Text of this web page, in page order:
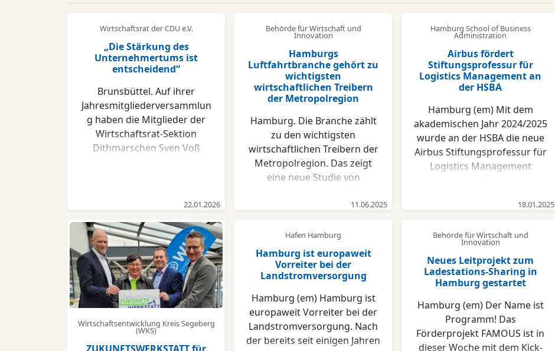
Wirtschaftsrat der CDU e.V.
„Die Stärkung des
Unternehmertums ist
entscheidend“
Brunsbüttel. Auf ihrer
Jahresmitgliederversammlun
g haben die Mitglieder der
Wirtschaftsrat-Sektion
Dithmarschen Sven Voß
altersbedingt nicht erneut
der qua Amt auch Mitglied im
erweiterten Landesvorstand
des Wirtschaftsrates in
Schleswig-Holstein wird, ist
neben seiner Tätigkeit für die
Schleswig-Holstein Netz
GmbH
Aufsichtsratsvorsitzender der
Westküstenkliniken
22.01.2026
Behörde für Wirtschaft und
Innovation
Hamburgs
Luftfahrtbranche gehört zu
wichtigsten
wirtschaftlichen Treibern
der Metropolregion
Hamburg. Die Branche zählt
zu den wichtigsten
wirtschaftlichen Treibern der
Metropolregion. Das zeigt
eine neue Studie von
Beschäftigung in der Branche
Prozent zu. Heute arbeiten
48.700 Menschen in Hamburg
in der Luftfahrt. Auch die
Wertschöpfung der rund 300
zurückliegenden Jahren
erheblich (+34 Prozent
gegenüber 2019). Neben dem
wirtschaftlichen Erfolg und
11.06.2025
Hamburg School of Business
Administration
Airbus fördert
Stiftungsprofessur für
Logistics Management an
der HSBA
Hamburg (em) Mit dem
akademischen Jahr 2024/2025
wurde an der HSBA die neue
Airbus Stiftungsprofessur für
Logistics Management
Dr. Michael Höbig, der sich als
Betriebswirtschaft mit
Management seit vielen
Jahren mit Themen wie
Einkauf und Beschaffung
oder Operations
Management & Research
18.01.2025
Wirtschaftsentwicklung Kreis Segeberg
(WKS)
Hafen Hamburg
Hamburg ist europaweit
Vorreiter bei der
Landstromversorgung
Hamburg (em) Hamburg ist
europaweit Vorreiter bei der
Landstromversorgung. Nach
der bereits seit einigen Jahren
Behörde für Wirtschaft und
Innovation
Neues Leitprojekt zum
Ladestations-Sharing in
Hamburg gestartet
Hamburg (em) Der Name ist
Programm! Das
Förderprojekt FAMOUS ist in
dieser Woche mit dem Kick-